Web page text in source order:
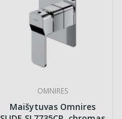
OMNIRES
Maišytuvas Omnires